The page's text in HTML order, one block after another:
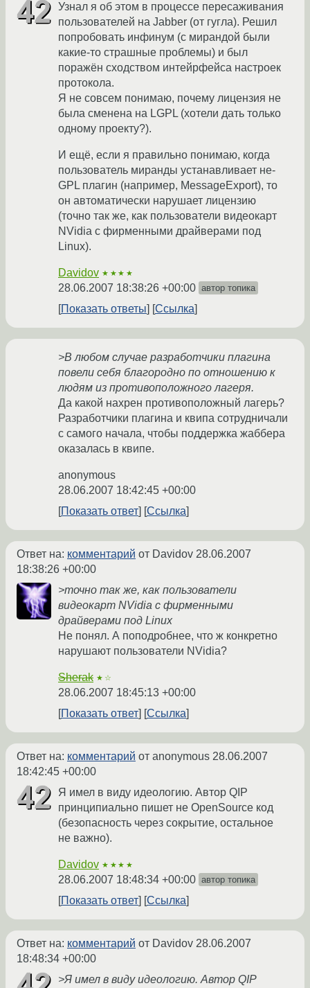
Узнал я об этом в процессе пересаживания
пользователей на Jabber (от гугла). Решил
попробовать инфинум (с мирандой были
какие-то страшные проблемы) и был
поражён сходством интейрфейса настроек
протокола.
Я не совсем понимаю, почему лицензия не
была сменена на LGPL (хотели дать только
одному проекту?).
И ещё, если я правильно понимаю, когда
пользователь миранды устанавливает не-
GPL плагин (например, MessageExport), то
он автоматически нарушает лицензию
(точно так же, как пользователи видеокарт
NVidia с фирменными драйверами под
Linux).
Davidov ★★★★
28.06.2007 18:38:26 +00:00 автор топика
Показать ответы Ссылка
>В любом случае разработчики плагина
повели себя благородно по отношению к
людям из противоположного лагеря.
Да какой нахрен противоположный лагерь?
Разработчики плагина и квипа сотрудничали
с самого начала, чтобы поддержка жаббера
оказалась в квипе.
anonymous
28.06.2007 18:42:45 +00:00
Показать ответ
Ссылка
Ответ на: комментарий от Davidov 28.06.2007
18:38:26 +00:00
>точно так же, как пользователи
видеокарт NVidia с фирменными
драйверами под Linux
Не понял. А поподробнее, что ж конкретно
нарушают пользователи NVidia?
Sherak ★☆
28.06.2007 18:45:13 +00:00
Показать ответ
Ссылка
Ответ на: комментарий от anonymous 28.06.2007
18:42:45 +00:00
Я имел в виду идеологию. Автор QIP
принципиально пишет не OpenSource код
(безопасность через сокрытие, остальное
не важно).
Davidov ★★★★
28.06.2007 18:48:34 +00:00 автор топика
Показать ответ Ссылка
Ответ на: комментарий от Davidov 28.06.2007
18:48:34 +00:00
>Я имел в виду идеологию. Автор QIP